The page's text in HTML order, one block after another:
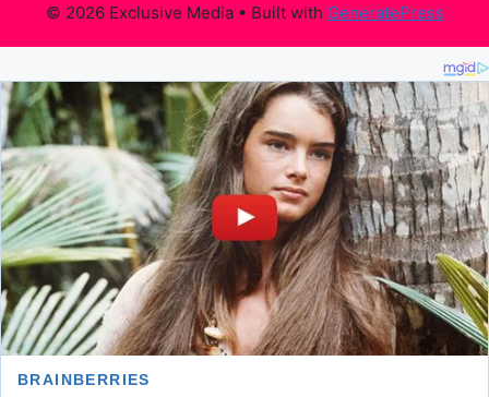
© 2026 Exclusive Media• Built with GeneratePress